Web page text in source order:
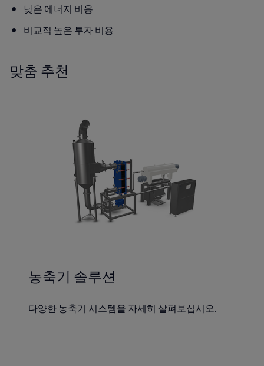
낮은 에너지 비용
비교적 높은 투자 비용
맞춤 추천
농축기 솔루션
다양한 농축기 시스템을 자세히 살펴보십시오.